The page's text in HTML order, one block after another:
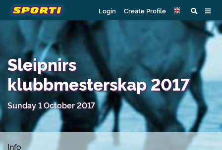
Login Create Profile
Sleipnirs
klubbmesterskap 2017
Sunday 1 October 2017
Info